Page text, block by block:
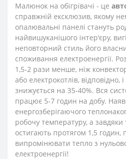
Малюнок на обігрівачі - це
справжній ексклюзив, якому
опалювальні панелі стануть
найвишуканішого інтер'єру,
неповторний стиль його
споживання електроенергії.
1,5-2 рази менше, ніж
або електрокотлів, відповідно,
знижується на 35-40%. Вся
працює 5-7 годин на добу.
енергозберігаючого
робочу температуру, а
остигають протягом 1,5
випромінювати тепло з
електроенергії!